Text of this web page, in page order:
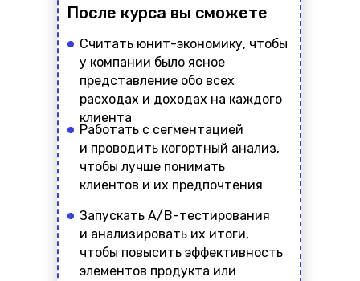
Считать юнит-экономику, чтобы
у компании было ясное
представление обо всех
расходах и доходах на каждого
клиента
Запускать A/B-тестирования
и анализировать их итоги,
чтобы повысить эффективность
элементов продукта или
Работать с сегментацией
и проводить когортный анализ,
чтобы лучше понимать
клиентов и их предпочтения
После курса вы сможете